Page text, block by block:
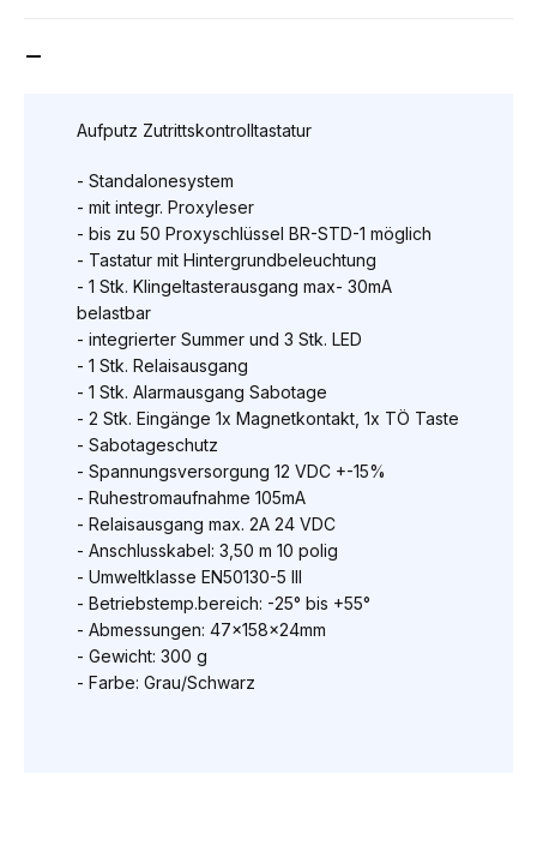
Aufputz Zutrittskontrolltastatur
- Standalonesystem
- mit integr. Proxyleser
- bis zu 50 Proxyschlüssel BR-STD-1 möglich
- Tastatur mit Hintergrundbeleuchtung
- 1 Stk. Klingeltasterausgang max- 30mA
belastbar
- integrierter Summer und 3 Stk. LED
- 1 Stk. Relaisausgang
- 1 Stk. Alarmausgang Sabotage
- 2 Stk. Eingänge 1x Magnetkontakt, 1x TÖ Taste
- Sabotageschutz
- Spannungsversorgung 12 VDC +-15%
- Ruhestromaufnahme 105mA
- Relaisausgang max. 2A 24 VDC
- Anschlusskabel: 3,50 m 10 polig
- Umweltklasse EN50130-5 III
- Betriebstemp.bereich: -25° bis +55°
- Abmessungen: 47x158x24mm
- Gewicht: 300 g
- Farbe: Grau/Schwarz